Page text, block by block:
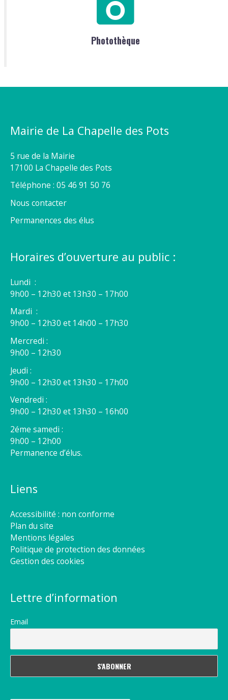
Photothèque
Mairie de La Chapelle des Pots
5 rue de la Mairie
17100 La Chapelle des Pots
Téléphone : 05 46 91 50 76
Nous contacter
Permanences des élus
Horaires d’ouverture au public :
Lundi :
9h00 – 12h30 et 13h30 – 17h00
Mardi :
9h00 – 12h30 et 14h00 – 17h30
Mercredi :
9h00 – 12h30
Jeudi :
9h00 – 12h30 et 13h30 – 17h00
Vendredi :
9h00 – 12h30 et 13h30 – 16h00
2éme samedi :
9h00 – 12h00
Permanence d’élus.
Liens
Accessibilité : non conforme
Plan du site
Mentions légales
Politique de protection des données
Gestion des cookies
Lettre d’information
Email